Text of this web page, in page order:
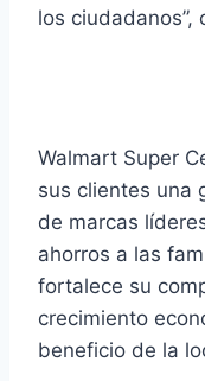
los ciudadanos”,
Walmart Super
sus clientes una
de marcas
ahorros a las
fortalece su
crecimiento
beneficio de la